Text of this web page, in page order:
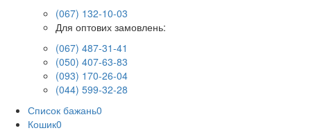
(067) 132-10-03
Для оптових замовлень:
(067) 487-31-41
(050) 407-63-83
(093) 170-26-04
(044) 599-32-28
Список бажань0
Кошик0